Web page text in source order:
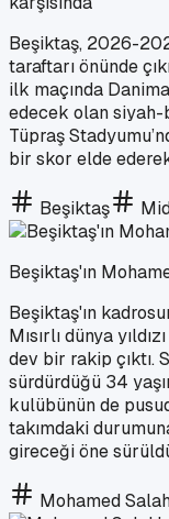
Beşiktaş, 2026-
taraftarı önünde
ilk maçında
edecek olan siyah-
Tüpraş
bir skor elde
Beşiktaş
Beşiktaş'ın
Beşiktaş'ın
Mısırlı dünya
dev bir rakip çıktı.
sürdürdüğü 34
kulübünün de
takımdaki
gireceği öne
Mohamed